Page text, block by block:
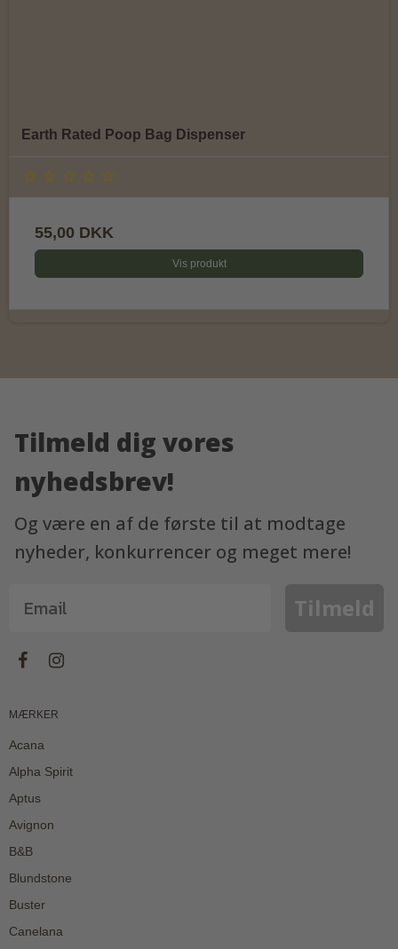
Earth Rated Poop Bag Dispenser
55,00 DKK
Vis produkt
Tilmeld dig vores
nyhedsbrev!
Og være en af de første til at modtage
nyheder, konkurrencer og meget mere!
Tilmeld
MÆRKER
Acana
Alpha Spirit
Aptus
Avignon
B&B
Blundstone
Buster
Canelana